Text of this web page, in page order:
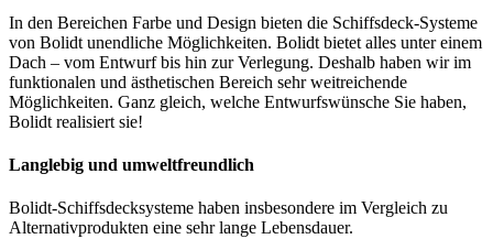
In den Bereichen Farbe und Design bieten die Schiffsdeck-Systeme
von Bolidt unendliche Möglichkeiten. Bolidt bietet alles unter einem
Dach – vom Entwurf bis hin zur Verlegung. Deshalb haben wir im
funktionalen und ästhetischen Bereich sehr weitreichende
Möglichkeiten. Ganz gleich, welche Entwurfswünsche Sie haben,
Bolidt realisiert sie!
Langlebig und umweltfreundlich
Bolidt-Schiffsdecksysteme haben insbesondere im Vergleich zu
Alternativprodukten eine sehr lange Lebensdauer.